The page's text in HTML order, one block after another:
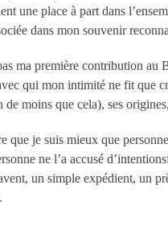
une place à part dans
dans mon souvenir
ma première contribution au
qui mon intimité ne fit que
de moins que cela), ses
que je suis mieux que
ne l’a accusé
un simple expédient, un